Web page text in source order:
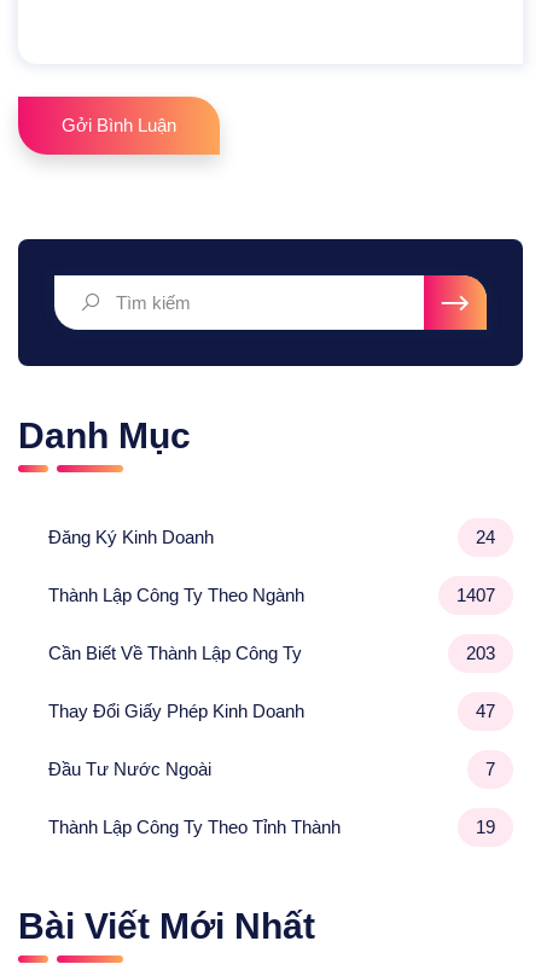
Danh Mục
Đăng Ký Kinh Doanh 24
Thành Lập Công Ty Theo Ngành 1407
Cần Biết Về Thành Lập Công Ty 203
Thay Đổi Giấy Phép Kinh Doanh 47
Đầu Tư Nước Ngoài 7
Thành Lập Công Ty Theo Tỉnh Thành 19
Bài Viết Mới Nhất
Gởi Bình Luận